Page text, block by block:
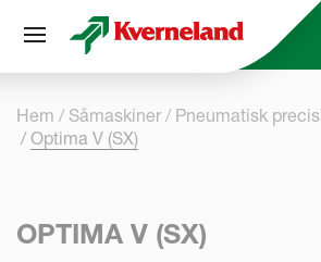
Skip to
Hem Såmaskiner
Pneumatisk
Optima V (SX)
OPTIMA V (SX)
Cookie- hanteringspanel